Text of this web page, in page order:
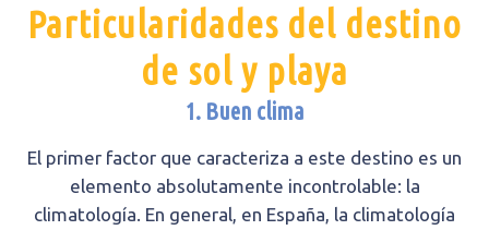
Particularidades del destino
de sol y playa
1. Buen clima
El primer factor que caracteriza a este destino es un
elemento absolutamente incontrolable: la
climatología. En general, en España, la climatología